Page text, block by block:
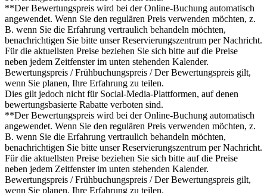
**Der Bewertungspreis wird bei der Online-Buchung automatisch
angewendet. Wenn Sie den regulären Preis verwenden möchten, z.
B. wenn Sie die Erfahrung vertraulich behandeln möchten,
benachrichtigen Sie bitte unser Reservierungszentrum per Nachricht.
Für die aktuellsten Preise beziehen Sie sich bitte auf die Preise
neben jedem Zeitfenster im unten stehenden Kalender.
Bewertungspreis / Frühbuchungspreis / Der Bewertungspreis gilt,
wenn Sie planen, Ihre Erfahrung zu teilen.
Dies gilt jedoch nicht für Social-Media-Plattformen, auf denen
bewertungsbasierte Rabatte verboten sind.
**Der Bewertungspreis wird bei der Online-Buchung automatisch
angewendet. Wenn Sie den regulären Preis verwenden möchten, z.
B. wenn Sie die Erfahrung vertraulich behandeln möchten,
benachrichtigen Sie bitte unser Reservierungszentrum per Nachricht.
Für die aktuellsten Preise beziehen Sie sich bitte auf die Preise
neben jedem Zeitfenster im unten stehenden Kalender.
Bewertungspreis / Frühbuchungspreis / Der Bewertungspreis gilt,
wenn Sie planen, Ihre Erfahrung zu teilen.